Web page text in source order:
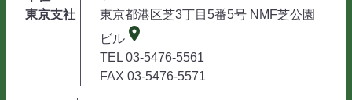
東京支社
東京都港区芝3丁目5番5号 NMF芝公園
ビル place
TEL 03-5476-5561
FAX 03-5476-5571